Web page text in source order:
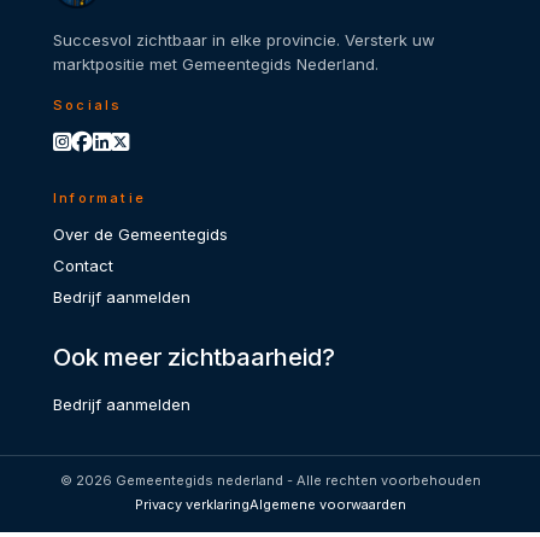
Succesvol zichtbaar in elke provincie. Versterk uw
marktpositie met Gemeentegids Nederland.
Socials
Informatie
Over de Gemeentegids
Contact
Bedrijf aanmelden
Ook meer zichtbaarheid?
Bedrijf aanmelden
© 2026 Gemeentegids nederland - Alle rechten voorbehouden
Privacy verklaringAlgemene voorwaarden